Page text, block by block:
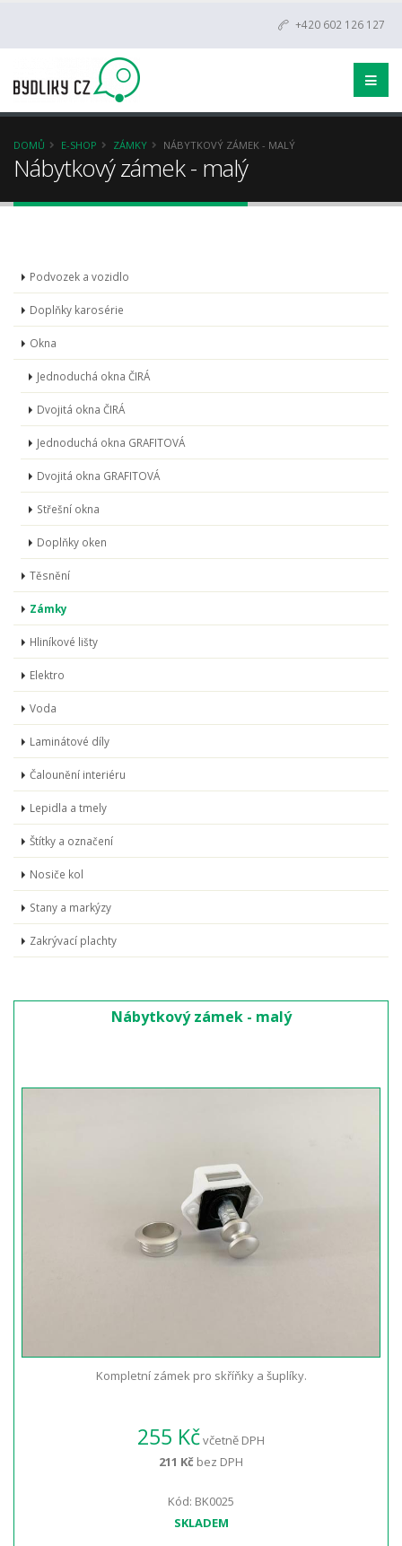
+420 602 126 127
DOMŮ E-SHOP ZÁMKY NÁBYTKOVÝ ZÁMEK - MALÝ
Nábytkový zámek - malý
Podvozek a vozidlo
Doplňky karosérie
Okna
Jednoduchá okna ČIRÁ
Dvojitá okna ČIRÁ
Jednoduchá okna GRAFITOVÁ
Dvojitá okna GRAFITOVÁ
Střešní okna
Doplňky oken
Těsnění
Zámky
Hliníkové lišty
Elektro
Voda
Laminátové díly
Čalounění interiéru
Lepidla a tmely
Štítky a označení
Nosiče kol
Stany a markýzy
Zakrývací plachty
Nábytkový zámek - malý
Kompletní zámek pro skříňky a šuplíky.
255 Kčvčetně DPH
211 Kč bez DPH
Kód: BK0025
SKLADEM